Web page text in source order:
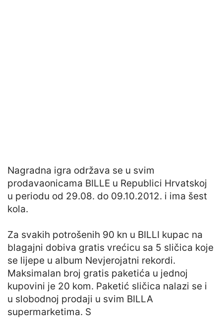
Nagradna igra održava se u svim
prodavaonicama BILLE u Republici Hrvatskoj
u periodu od 29.08. do 09.10.2012. i ima šest
kola.
Za svakih potrošenih 90 kn u BILLI kupac na
blagajni dobiva gratis vrećicu sa 5 sličica koje
se lijepe u album Nevjerojatni rekordi.
Maksimalan broj gratis paketića u jednoj
kupovini je 20 kom. Paketić sličica nalazi se i
u slobodnoj prodaji u svim BILLA
supermarketima. S